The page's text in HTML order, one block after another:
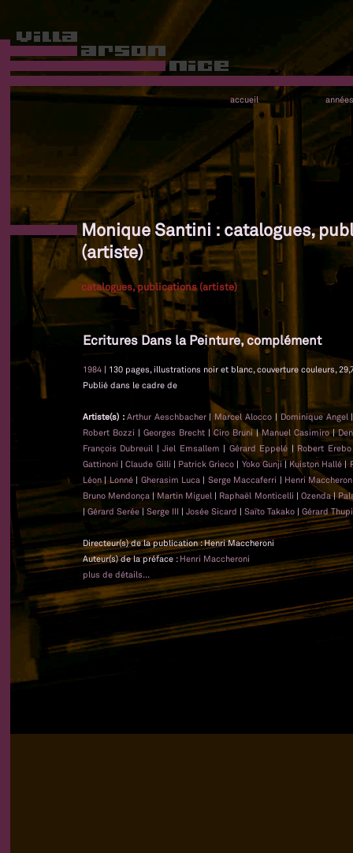
accueil années
Monique Santini : catalogues,
(artiste)
catalogues, publications (artiste)
Ecritures Dans la Peinture, complément
1984 | 130 pages, illustrations noir et blanc, couverture couleurs,
Publié dans le cadre de
Artiste(s) : Arthur Aeschbacher| Marcel Alocco | Dominique Angel
Robert Bozzi | Georges Brecht|Ciro Bruni|Manuel Casimiro|
François Dubreuil |Jiel Emsallem | Gérard Eppelé | Robert Erebo
Gattinoni |Claude Gilli | Patrick Grieco | Yoko Gunji|Kuiston Hallé |
Léon|Lonné| Gherasim Luca | Serge Maccaferri | Henri
Bruno Mendonça |Martin Miguel | Raphaël Monticelli | Ozenda|
| Gérard Serée|Serge III | Josée Sicard | Saïto Takako | Gérard
Directeur(s) de la publication : Henri Maccheroni
Auteur(s) de la préface : Henri Maccheroni
plus de détails...